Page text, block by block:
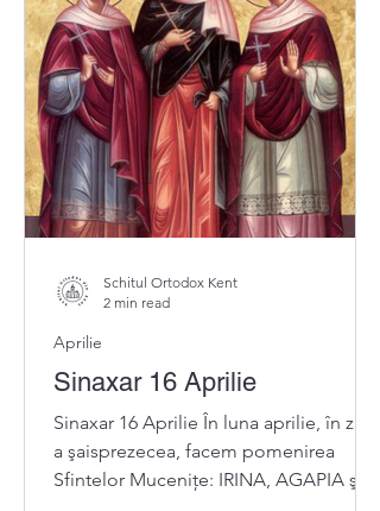
Sinaxar 16 Aprilie
Sinaxar 16 Aprilie În luna aprilie, în ziua
a şaisprezecea, facem pomenirea
Sfintelor Muceniţe: IRINA, AGAPIA şi
Aprilie
Schitul Ortodox Kent
2 min read